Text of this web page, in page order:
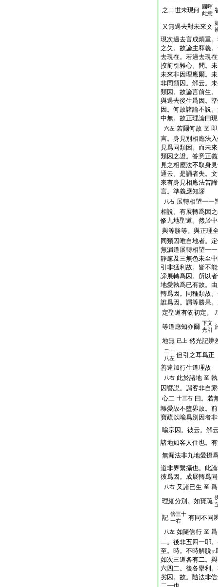
之二世未現何 圓暉
此意
又無過去對未來文
現次過去言成煩重
之失。故論主釋義
去現在。若過去現
挍前引雜心。問。
未來非因理應爾。
非同類因。解云。
類因。故論言前生
與過去後生爲因。
因。何故諸論不説
中無。故正理論曰
六左 若爾何故 至
言。身見別相應法
見爲同類因。而未
類因之證。答意正
見之相應法不取身
通云。是誦者失。
來有身見相應法苦
言。準義應知謬
八右 展轉相望一
相説。有展轉爲因
修九地聖道。然於
與等勝等。與正理
同類因唯自地者。
無漏道展轉相望一
靜慮及三無色未至
引非猛利故。皆不
諦展轉爲因。所以
地愛執爲已有故。
轉爲因。同種類故
誰爲因。謂等勝果
定聖道有依初定。
等道應知亦爾 下文
光引
地無 已上 然光記辨
二十
八左 但引之耳爲
善違加行生道理故
八右 此於諸地 至
因譬説。謂客非自
心二 十三右 曰。若
離愛故不墮界故。
寶疏以喩爲別因者
喩宗因。彼云。解
諸地如客人住也。
無漏法非九地愛攝
道非界繋攝也。此
彼爲因。成展轉爲
八右 又諸已生 至
理細分別。如寶疏
記 傍三十
一右
有同不同
八左 如隨信行 至
二。後非五四一耶
至。時。不時解脱ヲ
如次三道各有二。
六四二。後各擧利
劣因。故。隨法非